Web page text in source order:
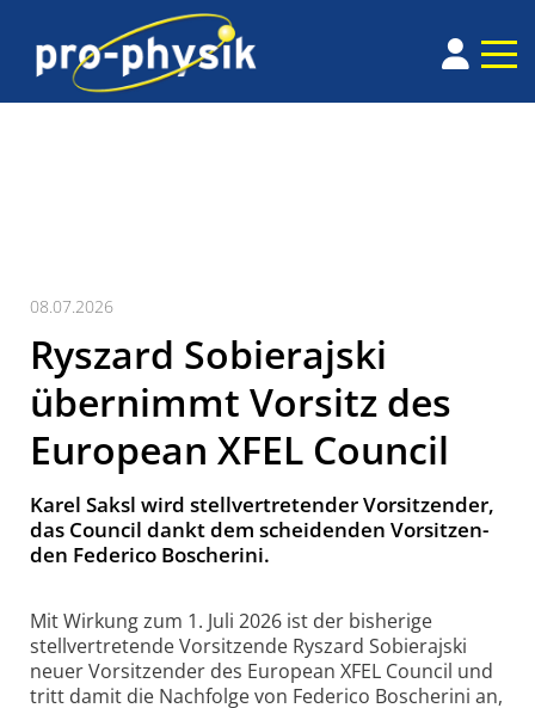
08.07.2026
Ryszard Sobierajski
übernimmt Vorsitz des
European XFEL Council
Karel Saksl wird stell­ver­tre­ten­der Vor­sitz­en­der,
das Council dankt dem schei­den­den Vor­sitz­en­
den Fe­de­ri­co Bos­che­ri­ni.
Mit Wirkung zum 1. Juli 2026 ist der bisherige
stellvertretende Vorsitzende Ryszard Sobierajski
neuer Vorsitzender des European XFEL Council und
tritt damit die Nachfolge von Federico Boscherini an,